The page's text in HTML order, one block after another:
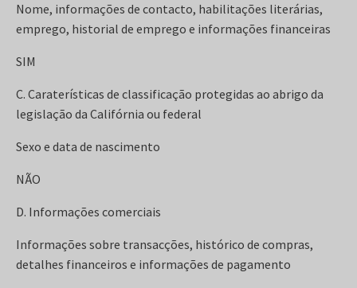
Nome, informações de contacto, habilitações literárias,
emprego, historial de emprego e informações financeiras
SIM
C. Caraterísticas de classificação protegidas ao abrigo da
legislação da Califórnia ou federal
Sexo e data de nascimento
NÃO
D. Informações comerciais
Informações sobre transacções, histórico de compras,
detalhes financeiros e informações de pagamento